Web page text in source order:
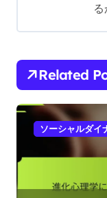
n
Related
ソーシャルダイ